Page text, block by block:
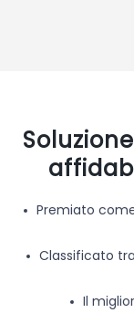
Premiato
Classificato
Il